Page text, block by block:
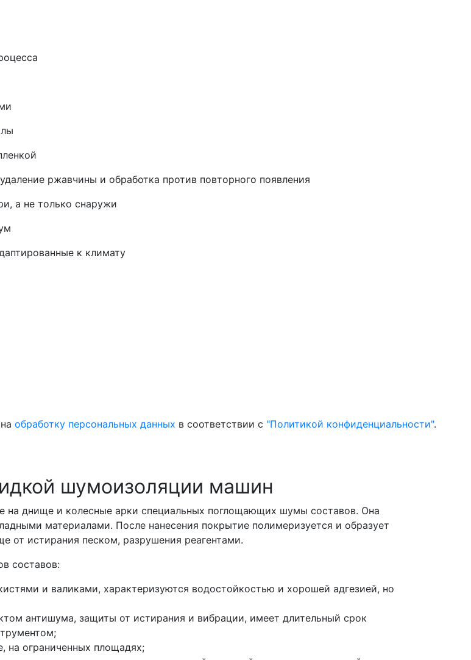
ржавчины и обработка против повторного появления
а не только снаружи
к климату
обработку персональных данных в соответствии с "Политикой конфиденциальности".
шумоизоляции машин
на днище и колесные арки специальных поглощающих шумы составов. Она
материалами. После нанесения покрытие полимеризуется и образует
от истирания песком, разрушения реагентами.
составов:
и валиками, характеризуются водостойкостью и хорошей адгезией, но
антишума, защиты от истирания и вибрации, имеет длительный срок
на ограниченных площадях;